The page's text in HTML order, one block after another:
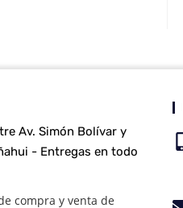
Av. Simón Bolívar y
- Entregas en todo